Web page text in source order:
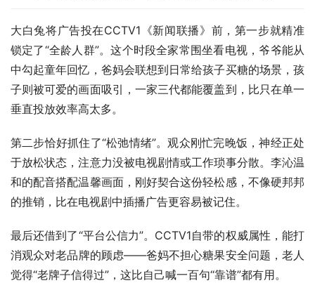
大白兔将广告投在CCTV1《新闻联播》前，第一步就精准
锁定了“全龄人群”。这个时段全家常围坐看电视，爷爷能从
中勾起童年回忆，爸妈会联想到日常给孩子买糖的场景，孩
子则被可爱的画面吸引，一家三代都能覆盖到，比只在单一
垂直投放效率高太多。​
第二步恰好抓住了“松弛情绪”。观众刚忙完晚饭，神经正处
于放松状态，注意力没被电视剧情或工作琐事分散。李沁温
和的配音搭配温馨画面，刚好契合这份轻松感，不像硬邦邦
的推销，比在电视剧中插播广告更容易被记住。​
最后还借到了“平台公信力”。CCTV1自带的权威属性，能打
消观众对老品牌的顾虑——爸妈不担心糖果安全问题，老人
觉得“老牌子信得过”，这比自己喊一百句“靠谱”都有用。​